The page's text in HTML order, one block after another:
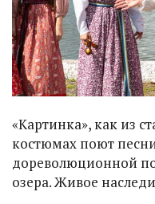
«Картинка», как из
костюмах поют
дореволюционной
озера. Живое